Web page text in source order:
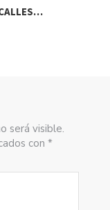
será visible.
con *